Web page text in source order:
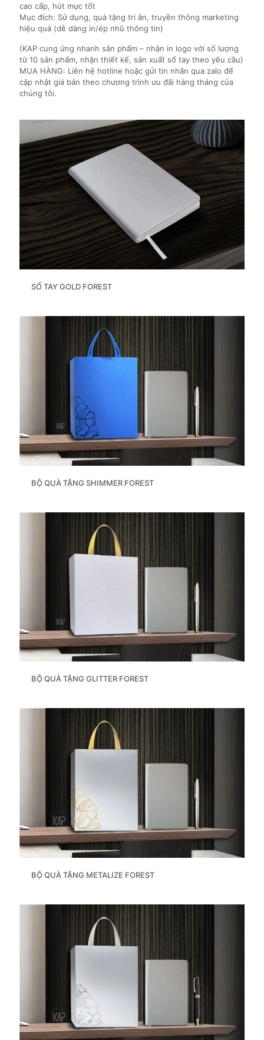
cao cấp, hút mực tốt
Mục đích: Sử dụng, quà tặng tri ân, truyền thông marketing
hiệu quả (dễ dàng in/ép nhũ thông tin)
(KAP cung ứng nhanh sản phẩm – nhận in logo với số lượng
từ 10 sản phẩm, nhận thiết kế, sản xuất sổ tay theo yêu cầu)
MUA HÀNG: Liên hệ hotline hoặc gửi tin nhắn qua zalo để
cập nhật giá bán theo chương trình ưu đãi hàng tháng của
chúng tôi.
SỔ TAY GOLD FOREST
BỘ QUÀ TẶNG SHIMMER FOREST
BỘ QUÀ TẶNG GLITTER FOREST
BỘ QUÀ TẶNG METALIZE FOREST